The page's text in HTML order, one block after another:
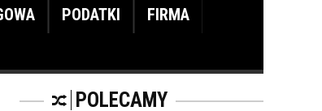
PODATKI
FIRMA
POLECAMY